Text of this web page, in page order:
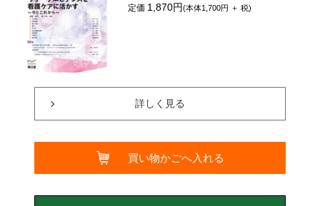
定価 1,870円(本体1,700円 ＋ 税)
詳しく見る
買い物かごへ入れる